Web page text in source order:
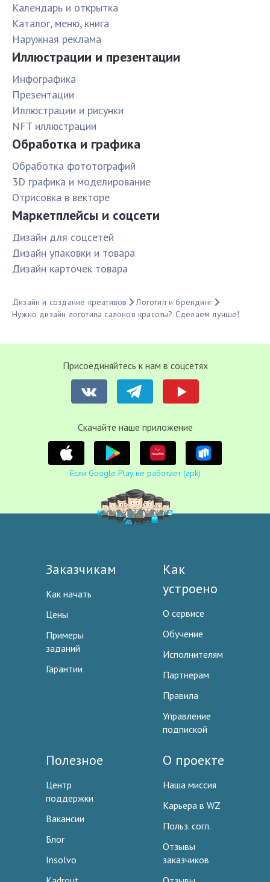
Календарь и открытка
Каталог, меню, книга
Наружная реклама
Иллюстрации и презентации
Инфографика
Презентации
Иллюстрации и рисунки
NFT иллюстрации
Обработка и графика
Обработка фототографий
3D графика и моделирование
Отрисовка в векторе
Маркетплейсы и соцсети
Дизайн для соцсетей
Дизайн упаковки и товара
Дизайн карточек товара
Дизайн и создание креативов
Логотип и брендинг
Нужно дизайн логотипа салонов красоты? Сделаем лучше!
Присоединяйтесь к нам в соцсетях
Cкачайте наше приложение
Если Google Play не работает (apk)
Заказчикам
Как начать
Цены
Примеры
заданий
Гарантии
Как
устроено
О сервисе
Обучение
Исполнителям
Партнерам
Правила
Управление
подпиской
Полезное
Центр
поддержки
Вакансии
Блог
Insolvo
О проекте
Наша миссия
Карьера в WZ
Польз. согл.
Отзывы
заказчиков